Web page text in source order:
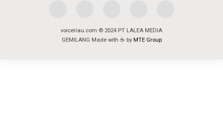
voiceriau.com © 2024 PT LALEA MEDIA
GEMILANG Made with ☕ by MTE Group